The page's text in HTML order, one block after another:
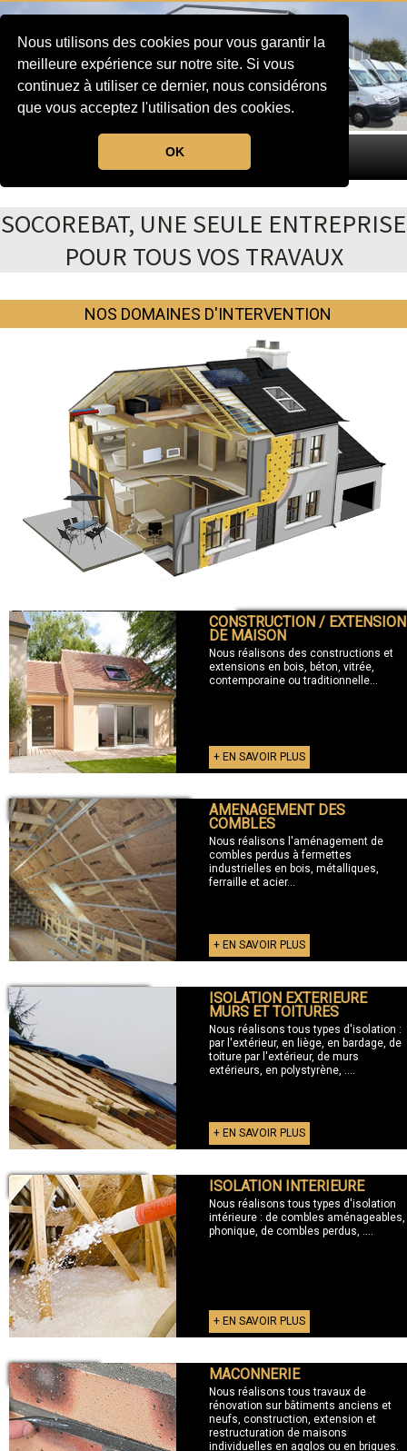
Nous utilisons des cookies pour vous garantir la
meilleure expérience sur notre site. Si vous
continuez à utiliser ce dernier, nous considérons
que vous acceptez l'utilisation des cookies.
OKMENU
SOCOREBAT, UNE SEULE ENTREPRISE
POUR TOUS VOS TRAVAUX
NOS DOMAINES D'INTERVENTION
+ CONSTRUCTION / EXTENSION
CONSTRUCTION / EXTENSION
DE MAISON
Nous réalisons des constructions et
extensions en bois, béton, vitrée,
contemporaine ou traditionnelle...
+ EN SAVOIR PLUS
+ AMENAGEMENT DES COMBLES AMENAGEMENT DES
COMBLES
Nous réalisons l'aménagement de
combles perdus à fermettes
industrielles en bois, métalliques,
ferraille et acier...
+ EN SAVOIR PLUS
+ ISOLATION EXTERIEURE ISOLATION EXTERIEURE
MURS ET TOITURES
Nous réalisons tous types d'isolation :
par l'extérieur, en liège, en bardage, de
toiture par l'extérieur, de murs
extérieurs, en polystyrène, ....
+ EN SAVOIR PLUS
+ ISOLATION INTERIEURE ISOLATION INTERIEURE
Nous réalisons tous types d'isolation
intérieure : de combles aménageables,
phonique, de combles perdus, ....
+ EN SAVOIR PLUS
+ MACONNERIE MACONNERIE
Nous réalisons tous travaux de
rénovation sur bâtiments anciens et
neufs, construction, extension et
restructuration de maisons
individuelles en agglos ou en briques.